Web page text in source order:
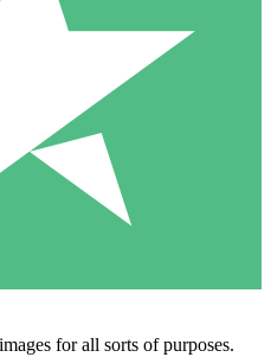
for all sorts of purposes.